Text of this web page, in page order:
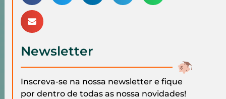
Newsletter
Inscreva-se na nossa newsletter e fique
por dentro de todas as nossa novidades!